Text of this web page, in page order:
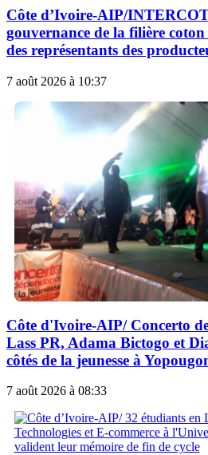
Côte d’Ivoire-AIP/
gouvernance de la filière
des représentants des
7 août 2026 à 10:37
Côte d'Ivoire-AIP/ Concerto
Lass PR, Adama Bictogo et
côtés de la jeunesse à
7 août 2026 à 08:33